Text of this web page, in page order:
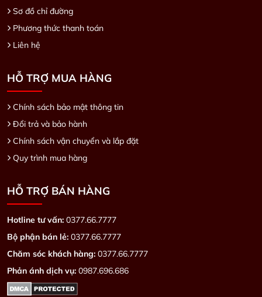
Sơ đồ chỉ đường
Phương thức thanh toán
Liên hệ
HỖ TRỢ MUA HÀNG
Chính sách bảo mật thông tin
Đổi trả và bảo hành
Chính sách vận chuyển và lắp đặt
Quy trình mua hàng
HỖ TRỢ BÁN HÀNG
Hotline tư vấn: 0377.66.7777
Bộ phận bán lẻ: 0377.66.7777
Chăm sóc khách hàng: 0377.66.7777
Phản ánh dịch vụ: 0987.696.686